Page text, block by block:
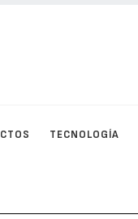
TECNOLOGÍA